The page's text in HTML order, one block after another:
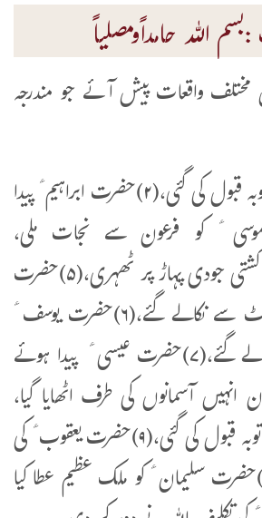
اللہ حامداًومصلیاً
واقعات پیش آئے جو مندرجہ
(۱)حضرت آدم ؑ کی توبہ قبول کی گئی،(۲)حضرت ابراہیم ؑ پیدا
موسی ؑ کو فرعون سے نجات ملی،
(۴)حضرت نوح ؑ کی کشتی جودی پہاڑ پر ٹھہری،(۵)حضرت
یونس ؑ مچھلی کے پیٹ سے نکالے گئے،(۶)حضرت یوسف ؑ
گہرے کنویں سے نکالے گئے،(۷)حضرت عیسی ؑ پیدا ہوئے
آسمانوں کی طرف اٹھایا گیا،
(۸)حضرت داؤد ؑ کی توبہ قبول کی گئی،(۹)حضرت یعقوب ؑ کی
بینائی واپس آئی،(۱۰)حضرت سلیمان ؑ کو ملک عظیم عطا کیا